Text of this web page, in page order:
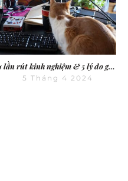
1 lần rút kinh nghiệm & 5 lý do giúp bạn tiết kiệm 5 năm cuộc đời
5 Tháng 4 2024